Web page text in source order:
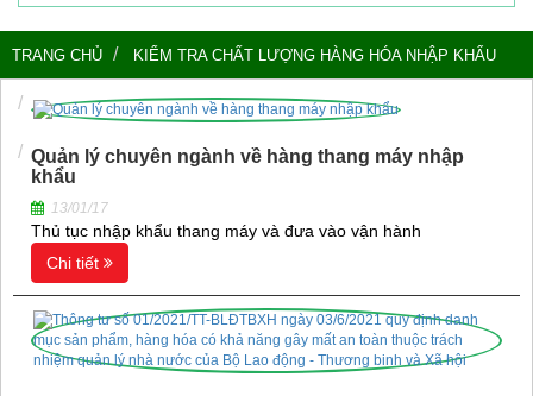
TRANG CHỦ KIỂM TRA CHẤT LƯỢNG HÀNG HÓA NHẬP KHẨU
KIỂM TRA CHẤT LƯỢNG VÀ KIỂM ĐỊNH AN TOÀN THANG MÁY
KIỂM TRA CHẤT LƯỢNG HÀNG HÓA NHẬP KHẨU
Quản lý chuyên ngành về hàng thang máy nhập
khẩu
13/01/17
Thủ tục nhập khẩu thang máy và đưa vào vận hành
Chi tiết